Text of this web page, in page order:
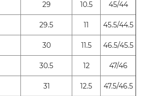
29 10.5
45/44
29.5 11
45.5/44.5
30 11.5
46.5/45.5
30.5 12
47/46
31 12.5
47.5/46.5